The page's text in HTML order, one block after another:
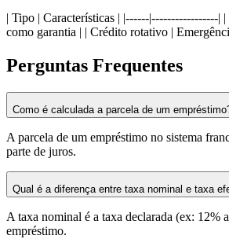
| Tipo | Características | |------|-----------------|
como garantia | | Crédito rotativo |
Perguntas Frequentes
Como é calculada a parcela de um
A parcela de um empréstimo no sistema
parte de juros.
Qual é a diferença entre taxa nominal e taxa
A taxa nominal é a taxa declarada (ex: 12%
empréstimo.